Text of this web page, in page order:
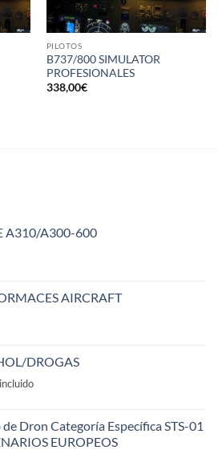
PILOTOS
B737/800 SIMULATOR
PROFESIONALES
338,00€
A310/A300-600
AIRCRAFT
DROGAS
Dron Categoría Específica STS-01
EUROPEOS